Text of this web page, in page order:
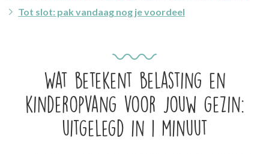
Tot slot: pak vandaag nog je voordeel
Wat betekent belasting en
kinderopvang voor jouw gezin:
uitgelegd in 1 minuut